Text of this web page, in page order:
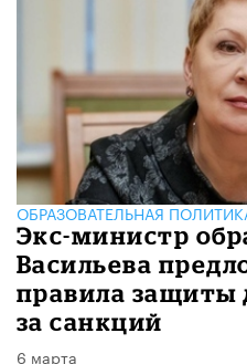
ОБРАЗОВАТЕЛЬНАЯ
Экс-министр
Васильева
правила защиты
за санкций
6 марта